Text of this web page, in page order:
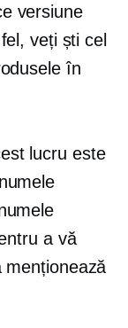
versiune
veți ști cel
în
lucru este
a vă
menționează